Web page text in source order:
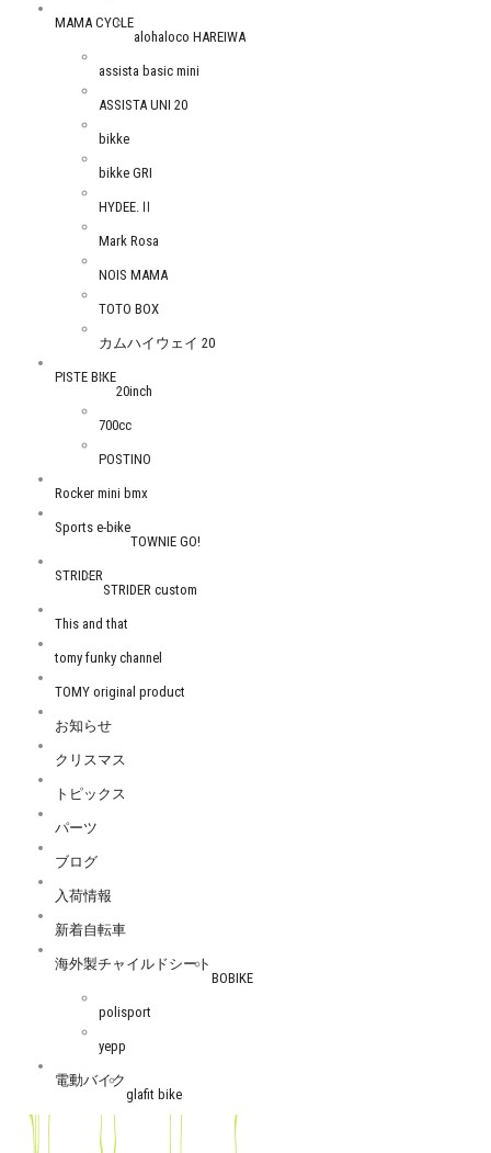
MAMA CYCLE
alohaloco HAREIWA
assista basic mini
ASSISTA UNI 20
bikke
bikke GRI
HYDEE.Ⅱ
Mark Rosa
NOIS MAMA
TOTO BOX
カムハイウェイ 20
PISTE BIKE
20inch
700cc
POSTINO
Rocker mini bmx
Sports e-bike
TOWNIE GO!
STRIDER
STRIDER custom
This and that
tomy funky channel
TOMY original product
お知らせ
クリスマス
トピックス
パーツ
ブログ
入荷情報
新着自転車
海外製チャイルドシート
BOBIKE
polisport
yepp
電動バイク
glafit bike